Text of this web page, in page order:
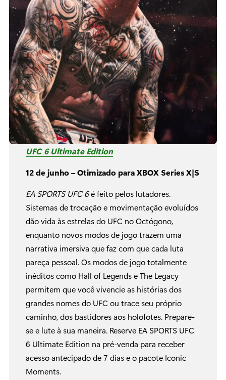
UFC 6 Ultimate Edition
12 de junho – Otimizado para XBOX Series X|S
EA SPORTS UFC 6é feito pelos lutadores.
Sistemas de trocação e movimentação evoluídos
dão vida às estrelas do UFC no Octógono,
enquanto novos modos de jogo trazem uma
narrativa imersiva que faz com que cada luta
pareça pessoal. Os modos de jogo totalmente
inéditos como Hall of Legends e The Legacy
permitem que você vivencie as histórias dos
grandes nomes do UFC ou trace seu próprio
caminho, dos bastidores aos holofotes. Prepare-
se e lute à sua maneira. Reserve EA SPORTS UFC
6 Ultimate Edition na pré-venda para receber
acesso antecipado de 7 dias e o pacote Iconic
Moments.